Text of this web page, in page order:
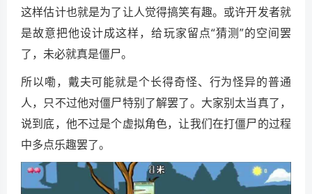
这样估计也就是为了让人觉得搞笑有趣。或许开发者就
是故意把他设计成这样，给玩家留点“猜测”的空间罢
了，未必就真是僵尸。
所以嘞，戴夫可能就是个长得奇怪、行为怪异的普通
人，只不过他对僵尸特别了解罢了。大家别太当真了，
说到底，他不过是个虚拟角色，让我们在打僵尸的过程
中多点乐趣罢了。